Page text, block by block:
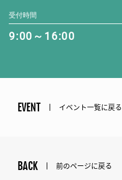
受付時間
9:00～16:00
EVENT イベント一覧に戻る
BACK 前のページに戻る